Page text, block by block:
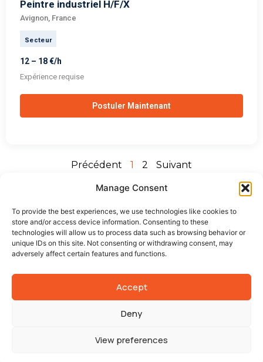
Manage Consent
To provide the best experiences, we use technologies like cookies to
store and/or access device information. Consenting to these
technologies will allow us to process data such as browsing behavior or
unique IDs on this site. Not consenting or withdrawing consent, may
adversely affect certain features and functions.
Accept
Deny
View preferences
Peintre industriel H/F/X
Avignon, France
Secteur
12 – 18 €/h
Expérience requise
Postuler Maintenant
Précédent 1 2 Suivant
Politique de Confidentialité